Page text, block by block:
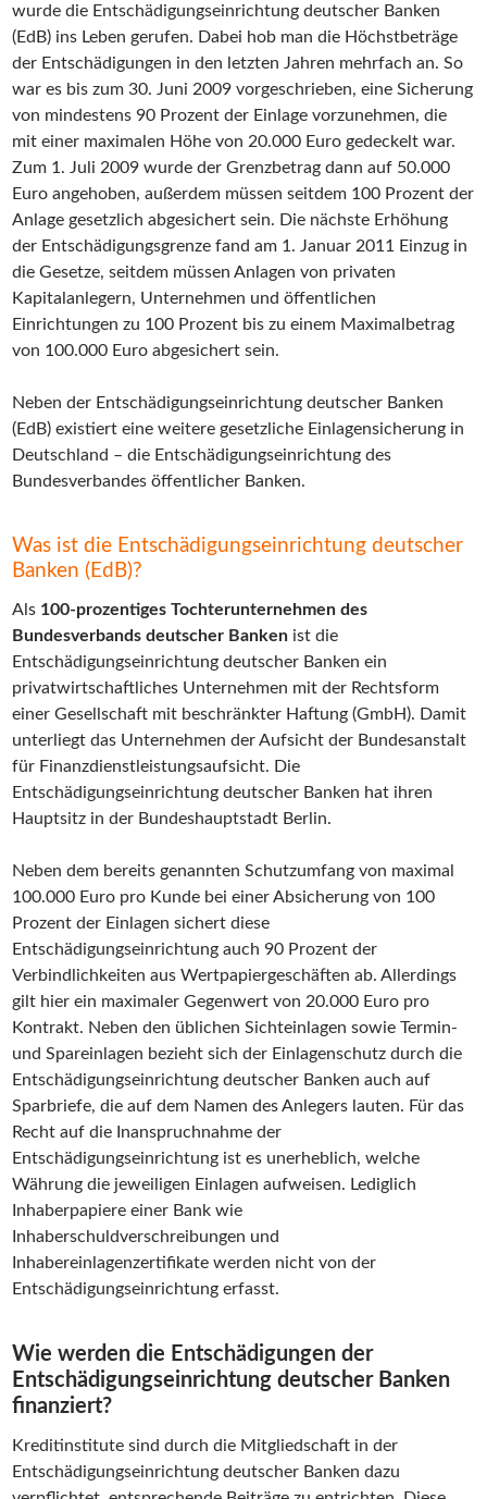
wurde die Entschädigungseinrichtung deutscher Banken
(EdB) ins Leben gerufen. Dabei hob man die Höchstbeträge
der Entschädigungen in den letzten Jahren mehrfach an. So
war es bis zum 30. Juni 2009 vorgeschrieben, eine Sicherung
von mindestens 90 Prozent der Einlage vorzunehmen, die
mit einer maximalen Höhe von 20.000 Euro gedeckelt war.
Zum 1. Juli 2009 wurde der Grenzbetrag dann auf 50.000
Euro angehoben, außerdem müssen seitdem 100 Prozent der
Anlage gesetzlich abgesichert sein. Die nächste Erhöhung
der Entschädigungsgrenze fand am 1. Januar 2011 Einzug in
die Gesetze, seitdem müssen Anlagen von privaten
Kapitalanlegern, Unternehmen und öffentlichen
Einrichtungen zu 100 Prozent bis zu einem Maximalbetrag
von 100.000 Euro abgesichert sein.
Neben der Entschädigungseinrichtung deutscher Banken
(EdB) existiert eine weitere gesetzliche Einlagensicherung in
Deutschland – die Entschädigungseinrichtung des
Bundesverbandes öffentlicher Banken.
Was ist die Entschädigungseinrichtung deutscher
Banken (EdB)?
Als 100-prozentiges Tochterunternehmen des
Bundesverbands deutscher Banken ist die
Entschädigungseinrichtung deutscher Banken ein
privatwirtschaftliches Unternehmen mit der Rechtsform
einer Gesellschaft mit beschränkter Haftung (GmbH). Damit
unterliegt das Unternehmen der Aufsicht der Bundesanstalt
für Finanzdienstleistungsaufsicht. Die
Entschädigungseinrichtung deutscher Banken hat ihren
Hauptsitz in der Bundeshauptstadt Berlin.
Neben dem bereits genannten Schutzumfang von maximal
100.000 Euro pro Kunde bei einer Absicherung von 100
Prozent der Einlagen sichert diese
Entschädigungseinrichtung auch 90 Prozent der
Verbindlichkeiten aus Wertpapiergeschäften ab. Allerdings
gilt hier ein maximaler Gegenwert von 20.000 Euro pro
Kontrakt. Neben den üblichen Sichteinlagen sowie Termin-
und Spareinlagen bezieht sich der Einlagenschutz durch die
Entschädigungseinrichtung deutscher Banken auch auf
Sparbriefe, die auf dem Namen des Anlegers lauten. Für das
Recht auf die Inanspruchnahme der
Entschädigungseinrichtung ist es unerheblich, welche
Währung die jeweiligen Einlagen aufweisen. Lediglich
Inhaberpapiere einer Bank wie
Inhaberschuldverschreibungen und
Inhabereinlagenzertifikate werden nicht von der
Entschädigungseinrichtung erfasst.
Wie werden die Entschädigungen der
Entschädigungseinrichtung deutscher Banken
finanziert?
Kreditinstitute sind durch die Mitgliedschaft in der
Entschädigungseinrichtung deutscher Banken dazu